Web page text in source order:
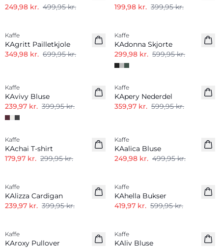
249,98 kr. 499,95 kr.
199,98 kr. 399,95 kr.
Kaffe
KAgritt Pailletkjole
349,98 kr. 699,95 kr.
Kaffe
KAdonna Skjorte
299,98 kr. 599,95 kr.
Kaffe
KAvivy Bluse
239,97 kr. 399,95 kr.
-40%
Kaffe
KApery Nederdel
359,97 kr. 599,95 kr.
-40%
Kaffe
KAchai T-shirt
179,97 kr. 299,95 kr.
Kaffe
KAalica Bluse
249,98 kr. 499,95 kr.
Kaffe
KAlizza Cardigan
239,97 kr. 399,95 kr.
Kaffe
KAhella Bukser
419,97 kr. 599,95 kr.
Kaffe
KAroxy Pullover
Kaffe
KAliv Bluse